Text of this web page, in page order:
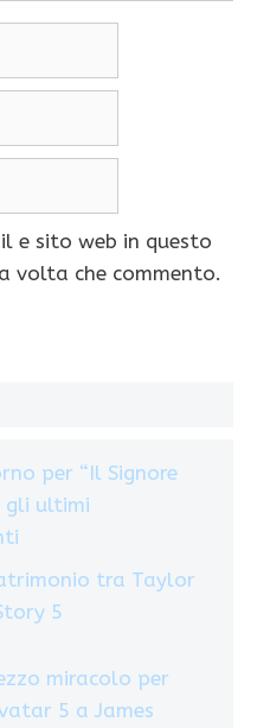
e sito web in questo
volta che commento.
per “Il Signore
gli ultimi
tra Taylor
5
miracolo per
5 a James